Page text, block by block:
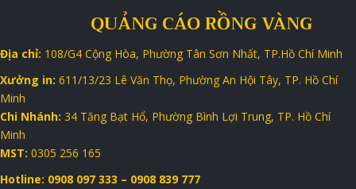
QUẢNG CÁO RỒNG VÀNG
Địa chỉ: 108/G4 Cộng Hòa, Phường Tân Sơn Nhất, TP.Hồ Chí Minh
Xưởng in: 611/13/23 Lê Văn Thọ, Phường An Hội Tây, TP. Hồ Chí
Minh
Chi Nhánh: 34 Tăng Bạt Hổ, Phường Bình Lợi Trung, TP. Hồ Chí
Minh
MST: 0305 256 165
Hotline: 0908 097 333 – 0908 839 777